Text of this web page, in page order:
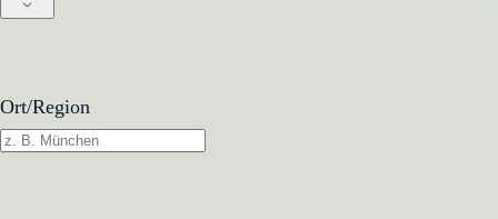
Ort/Region